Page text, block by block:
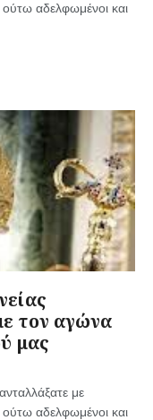
ούτω αδελφωμένοι και
τον αγώνα
μας
με
ούτω αδελφωμένοι και